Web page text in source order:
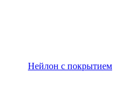
Нейлон с покрытием